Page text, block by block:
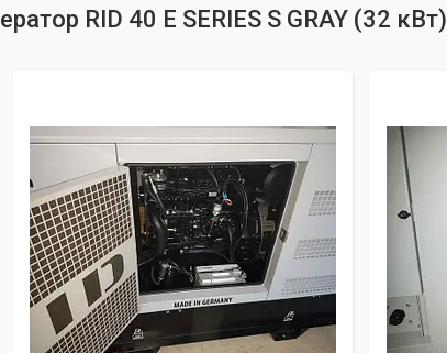
RID 40 E SERIES S GRAY (32 кВт)